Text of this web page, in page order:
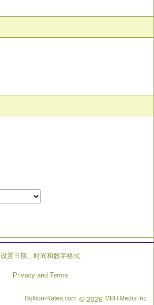
设置日期、时间和数字格式
Privacy and Terms
© 2026